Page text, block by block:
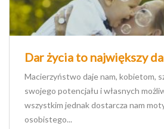
Dar życia to największy
Macierzyństwo daje nam, kobietom,
swojego potencjału i własnych
wszystkim jednak dostarcza nam
osobistego...